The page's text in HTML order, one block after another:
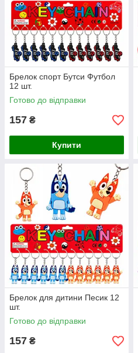
Брелок спорт Бутси Футбол
12 шт.
Готово до відправки
157 ₴
Купити
Брелок для дитини Песик 12
шт.
Готово до відправки
157 ₴